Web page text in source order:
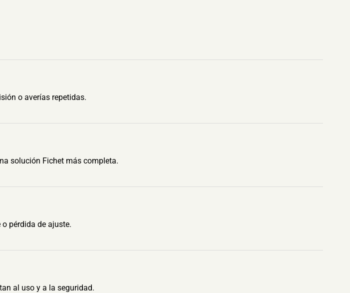
o averías repetidas.
solución Fichet más completa.
pérdida de ajuste.
al uso y a la seguridad.